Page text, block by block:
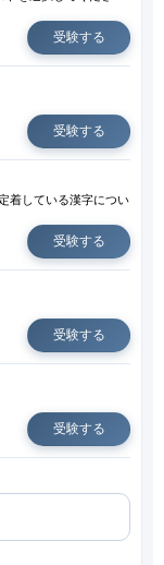
受験する
受験する
着している漢字につい
受験する
受験する
受験する